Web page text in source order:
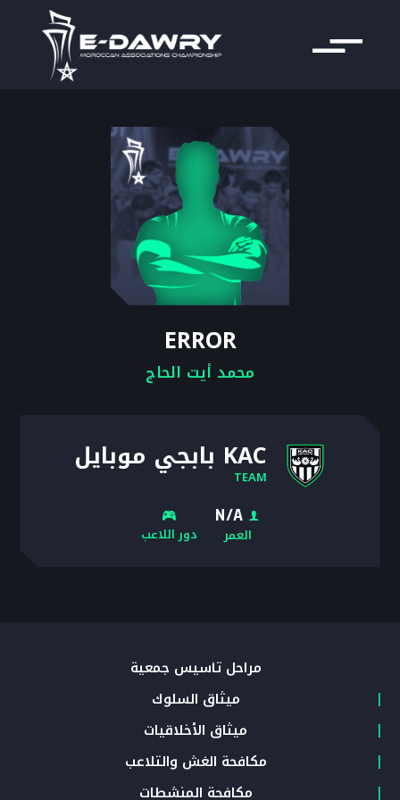
ERROR
محمد أيت الحاج
KAC بابجي موبايل
TEAM
N/A
العمر دور اللاعب
مراحل تأسيس جمعية
ميثاق السلوك
ميثاق الأخلاقيات
مكافحة الغش والتلاعب
مكافحة المنشطات